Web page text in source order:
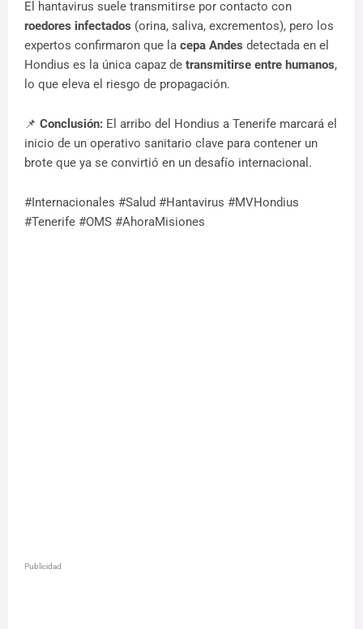
roedores infectados (orina, saliva, excrementos), pero los
expertos confirmaron que la cepa Andes detectada en el
Hondius es la única capaz de transmitirse entre humanos,
lo que eleva el riesgo de propagación.
📌 Conclusión: El arribo del Hondius a Tenerife marcará el
inicio de un operativo sanitario clave para contener un
brote que ya se convirtió en un desafío internacional.
#Internacionales #Salud #Hantavirus #MVHondius
#Tenerife #OMS #AhoraMisiones
Publicidad